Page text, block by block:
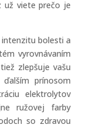
už viete prečo je
bolesti a
vyrovnávaním
zlepšuje vašu
prínosom
elektrolytov
ružovej farby
so zdravou